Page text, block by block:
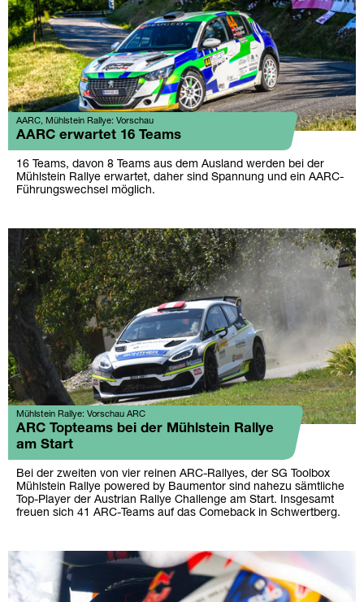
AARC, Mühlstein Rallye: Vorschau
AARC erwartet 16 Teams
16 Teams, davon 8 Teams aus dem Ausland werden bei der
Mühlstein Rallye erwartet, daher sind Spannung und ein AARC-
Führungswechsel möglich.
Mühlstein Rallye: Vorschau ARC
ARC Topteams bei der Mühlstein Rallye
am Start
Bei der zweiten von vier reinen ARC-Rallyes, der SG Toolbox
Mühlstein Rallye powered by Baumentor sind nahezu sämtliche
Top-Player der Austrian Rallye Challenge am Start. Insgesamt
freuen sich 41 ARC-Teams auf das Comeback in Schwertberg.